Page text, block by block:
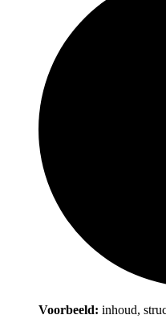
Voorbeeld: inhoud,